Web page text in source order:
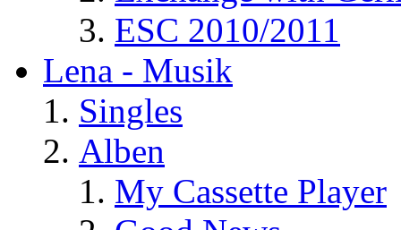
ESC 2010/2011
Lena - Musik
Singles
Alben
My Cassette Player